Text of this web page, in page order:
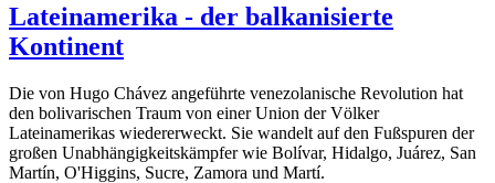
Lateinamerika - der balkanisierte
Kontinent
Die von Hugo Chávez angeführte venezolanische Revolution hat
den bolivarischen Traum von einer Union der Völker
Lateinamerikas wiedererweckt. Sie wandelt auf den Fußspuren der
großen Unabhängigkeitskämpfer wie Bolívar, Hidalgo, Juárez, San
Martín, O'Higgins, Sucre, Zamora und Martí.